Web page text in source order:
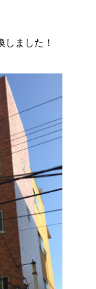
ました！